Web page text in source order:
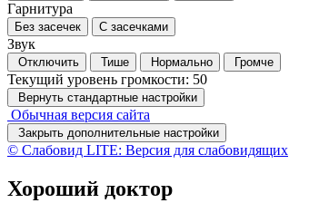
Гарнитура
Без засечек С засечками
Звук
Отключить Тише Нормально Громче
Текущий уровень громкости: 50
Вернуть стандартные настройки
Обычная версия сайта
Закрыть дополнительные настройки
© Слабовид LITE: Версия для слабовидящих
Хороший доктор